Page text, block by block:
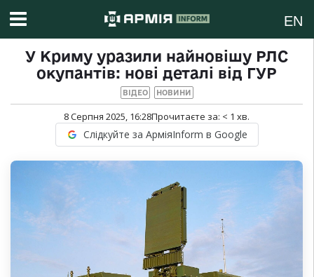
EN
У Криму уразили найновішу РЛС
окупантів: нові деталі від ГУР
ВІДЕО НОВИНИ
8 Серпня 2025, 16:28Прочитаєте за: < 1 хв.
Слідкуйте за АрміяInform в Google